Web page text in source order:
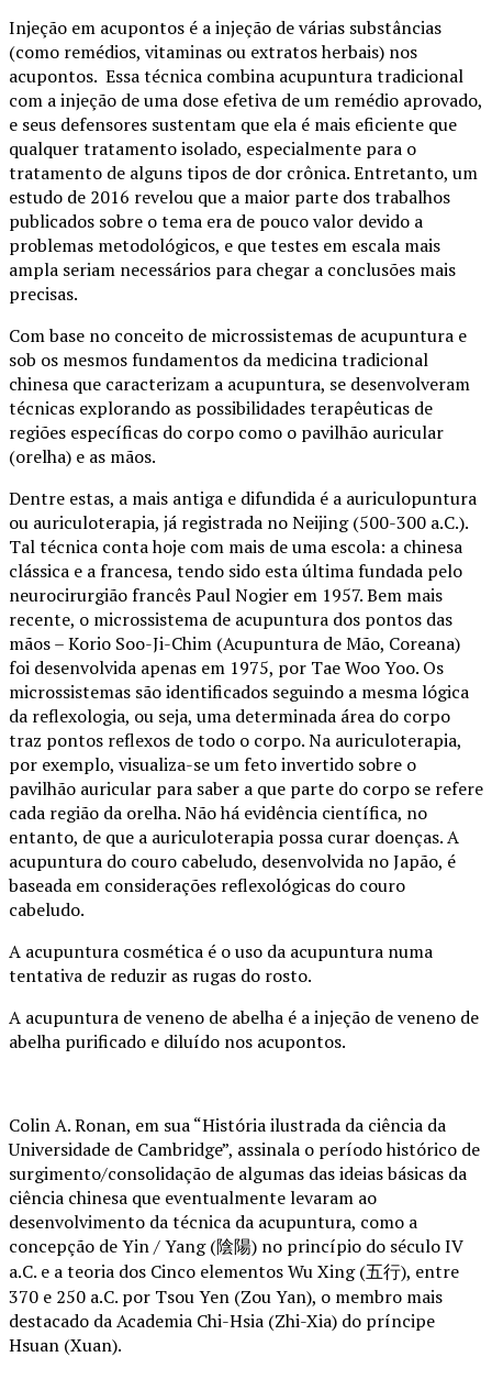
Injeção em acupontos é a injeção de várias substâncias
(como remédios, vitaminas ou extratos herbais) nos
acupontos. Essa técnica combina acupuntura tradicional
com a injeção de uma dose efetiva de um remédio aprovado,
e seus defensores sustentam que ela é mais eficiente que
qualquer tratamento isolado, especialmente para o
tratamento de alguns tipos de dor crônica. Entretanto, um
estudo de 2016 revelou que a maior parte dos trabalhos
publicados sobre o tema era de pouco valor devido a
problemas metodológicos, e que testes em escala mais
ampla seriam necessários para chegar a conclusões mais
precisas.
Com base no conceito de microssistemas de acupuntura e
sob os mesmos fundamentos da medicina tradicional
chinesa que caracterizam a acupuntura, se desenvolveram
técnicas explorando as possibilidades terapêuticas de
regiões específicas do corpo como o pavilhão auricular
(orelha) e as mãos.
Dentre estas, a mais antiga e difundida é a auriculopuntura
ou auriculoterapia, já registrada no Neijing (500-300 a.C.).
Tal técnica conta hoje com mais de uma escola: a chinesa
clássica e a francesa, tendo sido esta última fundada pelo
neurocirurgião francês Paul Nogier em 1957. Bem mais
recente, o microssistema de acupuntura dos pontos das
mãos – Korio Soo-Ji-Chim (Acupuntura de Mão, Coreana)
foi desenvolvida apenas em 1975, por Tae Woo Yoo. Os
microssistemas são identificados seguindo a mesma lógica
da reflexologia, ou seja, uma determinada área do corpo
traz pontos reflexos de todo o corpo. Na auriculoterapia,
por exemplo, visualiza-se um feto invertido sobre o
pavilhão auricular para saber a que parte do corpo se refere
cada região da orelha. Não há evidência científica, no
entanto, de que a auriculoterapia possa curar doenças. A
acupuntura do couro cabeludo, desenvolvida no Japão, é
baseada em considerações reflexológicas do couro
cabeludo.
A acupuntura cosmética é o uso da acupuntura numa
tentativa de reduzir as rugas do rosto.
A acupuntura de veneno de abelha é a injeção de veneno de
abelha purificado e diluído nos acupontos.
Colin A. Ronan, em sua “História ilustrada da ciência da
Universidade de Cambridge”, assinala o período histórico de
surgimento/consolidação de algumas das ideias básicas da
ciência chinesa que eventualmente levaram ao
desenvolvimento da técnica da acupuntura, como a
concepção de Yin / Yang (陰陽) no princípio do século IV
a.C. e a teoria dos Cinco elementos Wu Xing (五行), entre
370 e 250 a.C. por Tsou Yen (Zou Yan), o membro mais
destacado da Academia Chi-Hsia (Zhi-Xia) do príncipe
Hsuan (Xuan).